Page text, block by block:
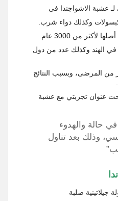
عشبة الاشواجندا في
وكذلك دواء شرب.
من 3000 عام.
الهند وكذلك عدد من دول
من المرضى، وبسبب النتائج
عنوان تجربتي مع عشبة
حالة والهدوء
وذلك بعد تناول